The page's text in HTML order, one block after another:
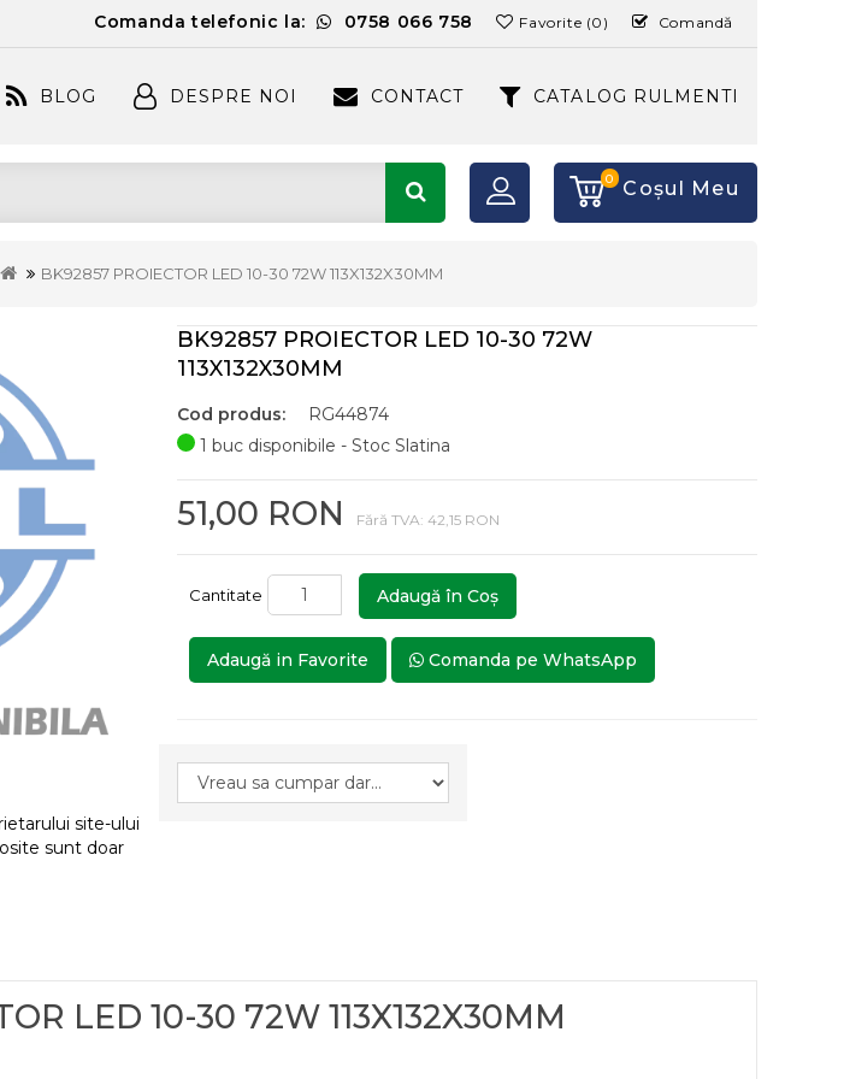
Comanda telefonic la: 0758 066 758 Favorite (0) Comandă
BLOG DESPRE NOI CONTACT CATALOG RULMENTI
0 Coşul Meu
BK92857 PROIECTOR LED 10-30 72W 113X132X30MM
site-ului
sunt doar
BK92857 PROIECTOR LED 10-30 72W
113X132X30MM
Cod produs:
RG44874
1 buc disponibile - Stoc Slatina
51,00 RON Fără TVA: 42,15 RON
Cantitate Adaugă în Coş
Adaugă in Favorite Comanda pe WhatsApp
LED 10-30 72W 113X132X30MM